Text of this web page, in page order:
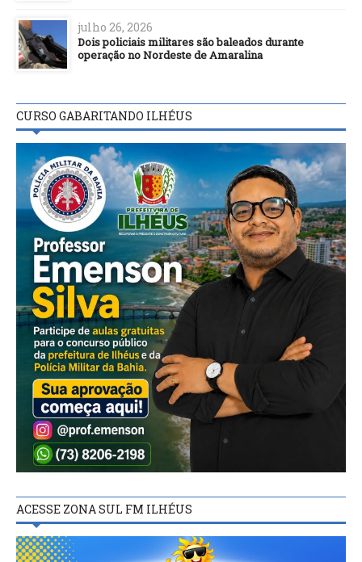
julho 26, 2026
Dois policiais militares são baleados durante
operação no Nordeste de Amaralina
CURSO GABARITANDO ILHÉUS
ACESSE ZONA SUL FM ILHÉUS